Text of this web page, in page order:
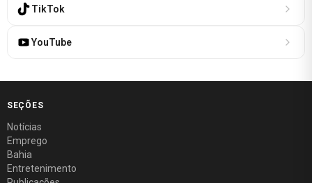
TikTok
YouTube
SEÇÕES
Notícias
Emprego
Bahia
Entretenimento